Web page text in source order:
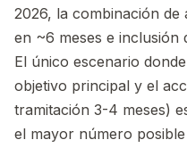
2026, la combinación de
en ~6 meses e inclusión
El único escenario
objetivo principal y el
tramitación 3-4 meses)
el mayor número